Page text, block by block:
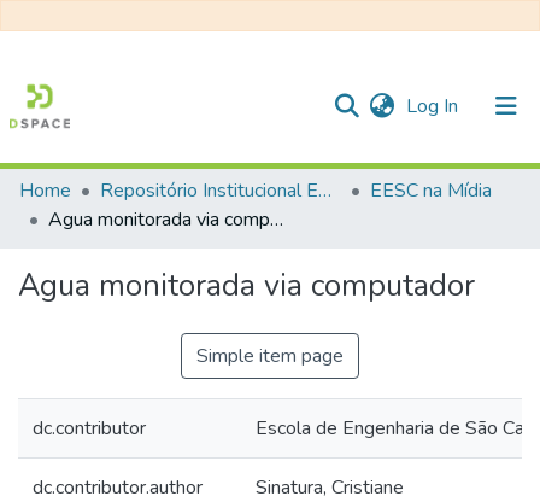
Log In (current)
Communities & Collections
Statistics
Home Repositório Institucional EESC
EESC na Mídia
Agua monitorada via computador
Agua monitorada via computador
Simple item page
dc.contributor Escola de Engenharia de São
dc.contributor.author Sinatura, Cristiane